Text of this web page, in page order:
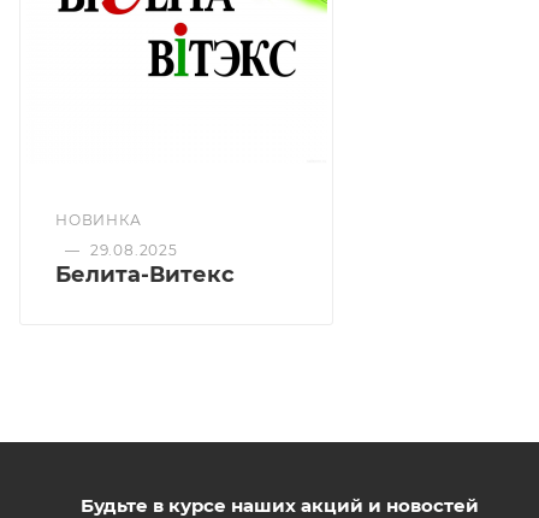
гладкость волосам.
НОВИНКА
— 29.08.2025
Белита-Витекс
Будьте в курсе наших акций и новостей